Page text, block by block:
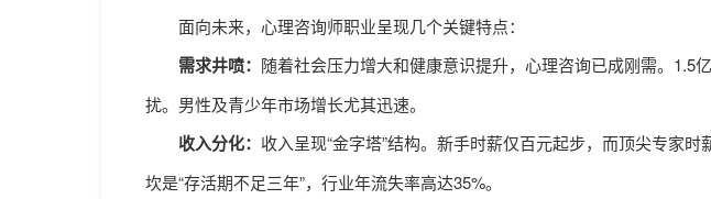
面向未来，心理咨询师职业呈现几个关键特点：
需求井喷： 随着社会压力增大和健康意识提升，心理咨询已成刚需。1.5
扰。男性及青少年市场增长尤其迅速。
收入分化： 收入呈现“金字塔”结构。新手时薪仅百元起步，而顶尖专家
坎是“存活期不足三年”，行业年流失率高达35%。